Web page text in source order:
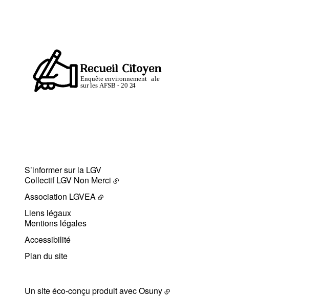
S’informer sur la LGV
Collectif LGV Non Merci
Association LGVEA
Liens légaux
Mentions légales
Accessibilité
Plan du site
Un site éco-conçu produit avecOsuny